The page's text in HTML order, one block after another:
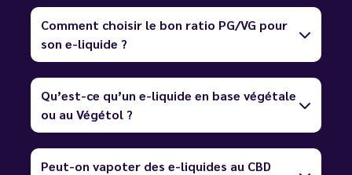
Comment choisir le bon ratio PG/VG pour
son e-liquide ?
Qu’est-ce qu’un e-liquide en base végétale
ou au Végétol ?
Peut-on vapoter des e-liquides au CBD